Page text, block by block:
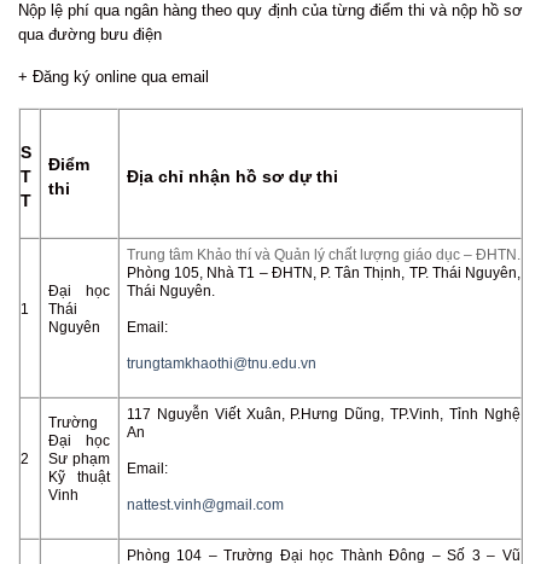
Nộp lệ phí qua ngân hàng theo quy định của từng điểm thi và nộp hồ sơ
qua đường bưu điện
+ Đăng ký online qua email
S
T
T
Điểm
thi
Địa chỉ nhận hồ sơ dự thi
1
Đại học
Thái
Nguyên
Trung tâm Khảo thí và Quản lý chất lượng giáo dục – ĐHTN.
Phòng 105, Nhà T1 – ĐHTN, P. Tân Thịnh, TP. Thái Nguyên,
Thái Nguyên.
Email:
trungtamkhaothi@tnu.edu.vn
2
Trường
Đại học
Sư phạm
Kỹ thuật
Vinh
117 Nguyễn Viết Xuân, P.Hưng Dũng, TP.Vinh, Tỉnh Nghệ
An
Email:
nattest.vinh@gmail.com
Phòng 104 – Trường Đại học Thành Đông – Số 3 – Vũ